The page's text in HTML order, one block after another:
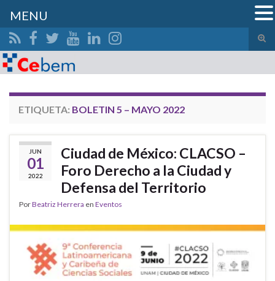
el
Search for:
ETIQUETA: BOLETIN 5 – MAYO 2022
JUN
01
2022
Ciudad de México: CLACSO –
Foro Derecho a la Ciudad y
Defensa del Territorio
PorBeatriz Herrera en Eventos
MENU